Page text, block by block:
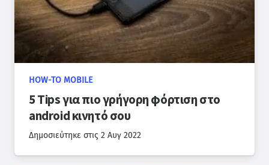
HOW-TO MOBILE
5 Tips για πιο γρήγορη φόρτιση στο
android κινητό σου
Δημοσιεύτηκε στις 2 Αυγ 2022